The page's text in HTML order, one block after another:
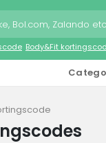
Body&Fit